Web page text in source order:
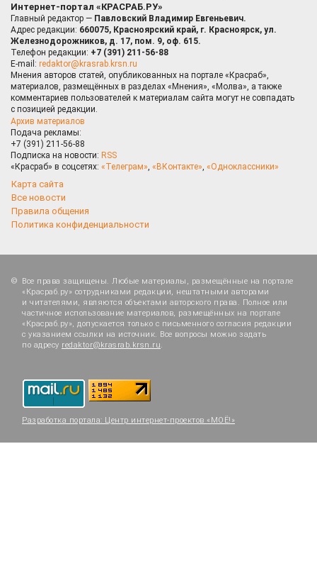
Интернет-портал «КРАСРАБ.РУ»
Главный редактор — Павловский Владимир Евгеньевич.
Адрес редакции: 660075, Красноярский край, г. Красноярск, ул.
Железнодорожников, д. 17, пом. 9, оф. 615.
Телефон редакции: +7 (391) 211-56-88
E-mail: redaktor@krasrab.krsn.ru
Мнения авторов статей, опубликованных на портале «Красраб»,
материалов, размещённых в разделах «Мнения», «Молва», а также
комментариев пользователей к материалам сайта могут не совпадать
с позицией редакции.
Архив материалов
Подача рекламы:
+7 (391) 211-56-88
Подписка на новости: RSS
«Красраб» в соцсетях: «Телеграм», «ВКонтакте», «Одноклассники»
Карта сайта
Все новости
Правила общения
Политика конфиденциальности
Все права защищены. Любые материалы, размещённые на портале
«Красраб.ру» сотрудниками редакции, нештатными авторами
и читателями, являются объектами авторского права. Полное или
частичное использование материалов, размещённых на портале
«Красраб.ру», допускается только с письменного согласия редакции
с указанием ссылки на источник. Все вопросы можно задать
по адресу redaktor@krasrab.krsn.ru.
Разработка портала: Центр интернет-проектов «МОЁ!»